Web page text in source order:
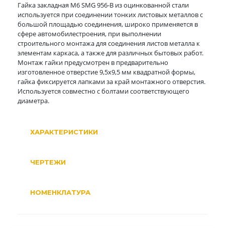
Гайка закладная М6 SMG 956-B из оцинкованной стали
используется при соединении тонких листовых металлов с
большой площадью соединения, широко применяется в
сфере автомобилестроения, при выполнении
строительного монтажа для соединения листов металла к
элементам каркаса, а также для различных бытовых работ.
Монтаж гайки предусмотрен в предварительно
изготовленное отверстие 9,5х9,5 мм квадратной формы,
гайка фиксируется лапками за край монтажного отверстия.
Используется совместно с болтами соответствующего
диаметра.
ХАРАКТЕРИСТИКИ
ЧЕРТЕЖИ
НОМЕНКЛАТУРА